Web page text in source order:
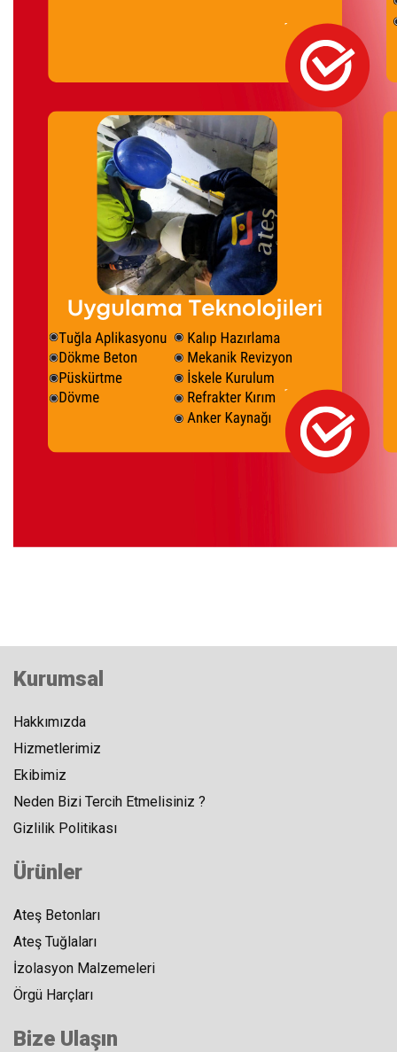
Kurumsal
Hakkımızda
Hizmetlerimiz
Ekibimiz
Neden Bizi Tercih Etmelisiniz ?
Gizlilik Politikası
Ürünler
Ateş Betonları
Ateş Tuğlaları
İzolasyon Malzemeleri
Örgü Harçları
Bize Ulaşın